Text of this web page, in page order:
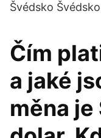
Švédsko
Čím
a jaké
měna